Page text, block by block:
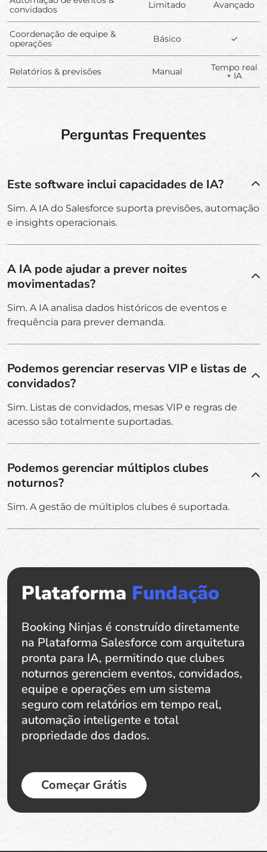
convidados
Limitado Avançado
Coordenação de equipe &
operações
Básico ✓
Relatórios & previsões Manual Tempo real
+ IA
Perguntas Frequentes
Este software inclui capacidades de IA?
Sim. A IA do Salesforce suporta previsões, automação
e insights operacionais.
A IA pode ajudar a prever noites
movimentadas?
Sim. A IA analisa dados históricos de eventos e
frequência para prever demanda.
Podemos gerenciar reservas VIP e listas de
convidados?
Sim. Listas de convidados, mesas VIP e regras de
acesso são totalmente suportadas.
Podemos gerenciar múltiplos clubes
noturnos?
Sim. A gestão de múltiplos clubes é suportada.
Plataforma Fundação
Booking Ninjas é construído diretamente
na Plataforma Salesforce com arquitetura
pronta para IA, permitindo que clubes
noturnos gerenciem eventos, convidados,
equipe e operações em um sistema
seguro com relatórios em tempo real,
automação inteligente e total
propriedade dos dados.
Começar Grátis